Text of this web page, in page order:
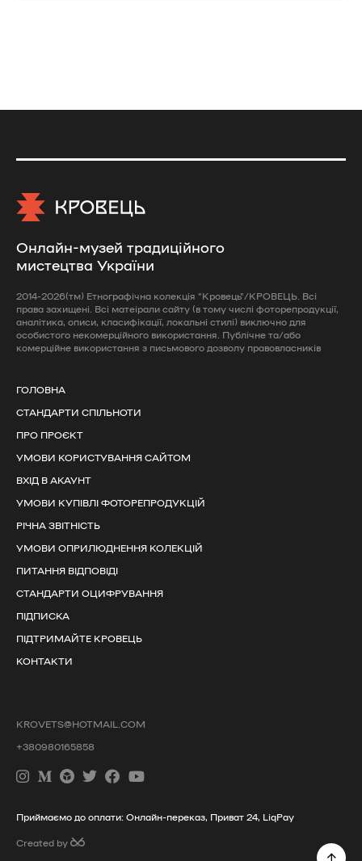
Онлайн-музей традиційного
мистецтва України
2014-2026(тм) Етнографічна колекція "Кровець"/КРОВЕЦЬ. Всі
права захищені. Всі матеірали сайту (в тому числі фоторепродукції,
аналітика, описи, класифікації, локальні стилі) виключно для
особистого некомерційного використання. Публічне та/або
комерційне використання з письмового дозволу правовласників
ГОЛОВНА
СТАНДАРТИ СПІЛЬНОТИ
ПРО ПРОЄКТ
УМОВИ КОРИСТУВАННЯ САЙТОМ
ВХІД В АКАУНТ
УМОВИ КУПІВЛІ ФОТОРЕПРОДУКЦІЙ
РІЧНА ЗВІТНІСТЬ
УМОВИ ОПРИЛЮДНЕННЯ КОЛЕКЦІЙ
ПИТАННЯ ВІДПОВІДІ
СТАНДАРТИ ОЦИФРУВАННЯ
ПІДПИСКА
ПІДТРИМАЙТЕ КРОВЕЦЬ
КОНТАКТИ
KROVETS@HOTMAIL.COM
+380980165858
Приймаємо до оплати: Онлайн-переказ, Приват 24, LiqPay
Created by